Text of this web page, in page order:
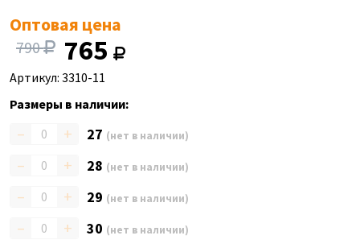
Оптовая цена
790 765
Артикул: 3310-11
Размеры в наличии:
– + 27 (нет в наличии)
– + 28 (нет в наличии)
– + 29 (нет в наличии)
– + 30 (нет в наличии)